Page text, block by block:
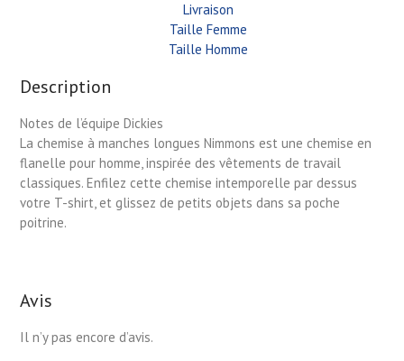
Livraison
Taille Femme
Taille Homme
Description
Notes de l’équipe Dickies
La chemise à manches longues Nimmons est une chemise en
flanelle pour homme, inspirée des vêtements de travail
classiques. Enfilez cette chemise intemporelle par dessus
votre T-shirt, et glissez de petits objets dans sa poche
poitrine.
Avis
Il n’y pas encore d’avis.